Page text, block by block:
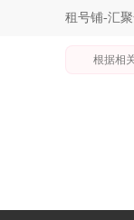
租号铺-汇
根据相